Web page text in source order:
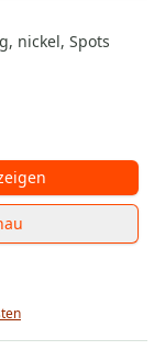
nickel, Spots